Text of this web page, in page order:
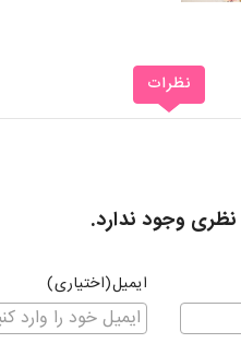
نظرات
نظری وجود ندارد.
ایمیل(اختیاری)